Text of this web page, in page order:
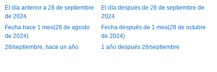
El día anterior a 28 de septiembre
de 2024
El día después de 28 de septiembre de
2024
Fecha hace 1 mes(28 de agosto
de 2024)
Fecha después de 1 mes(28 de octubre
de 2024)
28/septiembre, hace un año
1 año después 28/septiembre